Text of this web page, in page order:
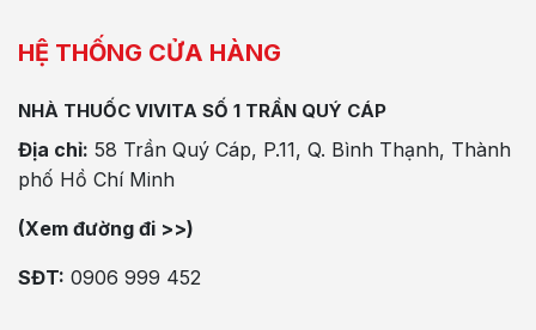
HỆ THỐNG CỬA HÀNG
NHÀ THUỐC VIVITA SỐ 1 TRẦN QUÝ CÁP
Địa chỉ: 58 Trần Quý Cáp, P.11, Q. Bình Thạnh, Thành
phố Hồ Chí Minh
(Xem đường đi >>)
SĐT: 0906 999 452